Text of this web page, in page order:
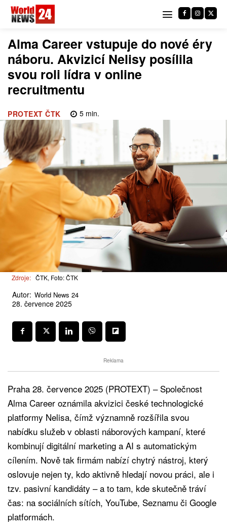
Alma Career vstupuje do nové éry
náboru. Akvizicí Nelisy posílila
svou roli lídra v online
recruitmentu
PROTEXT ČTK 5min.
Zdroje: ČTK, Foto: ČTK
Autor: World News 24
28. července 2025
Reklama
Praha 28. července 2025 (PROTEXT) – Společnost
Alma Career oznámila akvizici české technologické
platformy Nelisa, čímž významně rozšířila svou
nabídku služeb v oblasti náborových kampaní, které
kombinují digitální marketing a AI s automatickým
cílením. Nově tak firmám nabízí chytrý nástroj, který
oslovuje nejen ty, kdo aktivně hledají novou práci, ale i
tzv. pasivní kandidáty – a to tam, kde skutečně tráví
čas: na sociálních sítích, YouTube, Seznamu či Google
platformách.